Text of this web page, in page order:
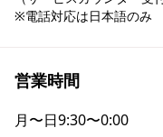
※電話対応は日本語のみ
営業時間
月〜日9:30〜0:00